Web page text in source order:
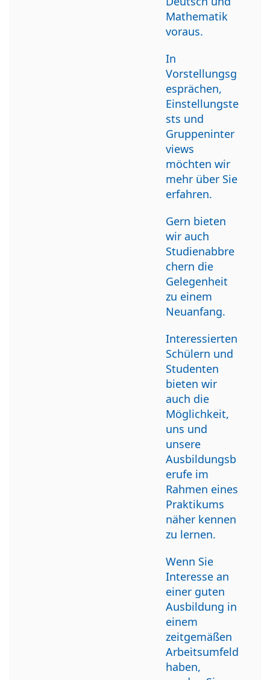
Mathematik
voraus.
In
Vorstellungsg
esprächen,
Einstellungste
sts und
Gruppeninter
views
möchten wir
mehr über Sie
erfahren.
Gern bieten
wir auch
Studienabbre
chern die
Gelegenheit
zu einem
Neuanfang.
Interessierten
Schülern und
Studenten
bieten wir
auch die
Möglichkeit,
uns und
unsere
Ausbildungsb
erufe im
Rahmen eines
Praktikums
näher kennen
zu lernen.
Wenn Sie
Interesse an
einer guten
Ausbildung in
einem
zeitgemäßen
Arbeitsumfeld
haben,